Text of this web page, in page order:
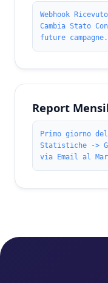
Webhook
Cambia Stato
future campagne.
Report
Primo giorno
Statistiche ->
via Email al